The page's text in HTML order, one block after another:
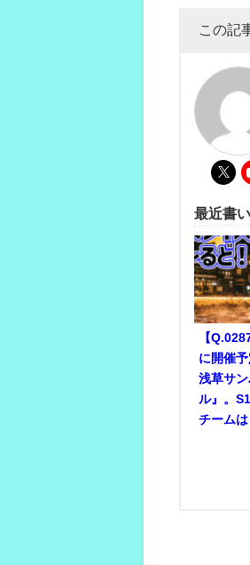
この記
最近書
【
に開催
浅草サ
ル』。
チームは